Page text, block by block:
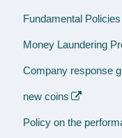
Fundamental
Money Laundering
Company response
new coins
Policy on the